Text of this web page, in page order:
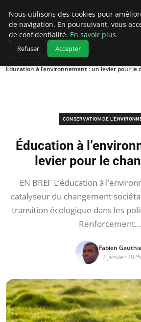
Climatedebtagents
Accueil
Conservation de l'environnement
Éducation à l’environnement : un levier pour le
CONSERVATION DE
Éducation à
levier pour le
EN BREF L’éducation à
catalyseur du changement
transition écologique dans les
Renforcement…
Fabien
2 janvier 2025
Nous utilisons des cookies pour
de navigation. En poursuivant, vous
de confidentialité. En savoir plus
Refuser Accepter